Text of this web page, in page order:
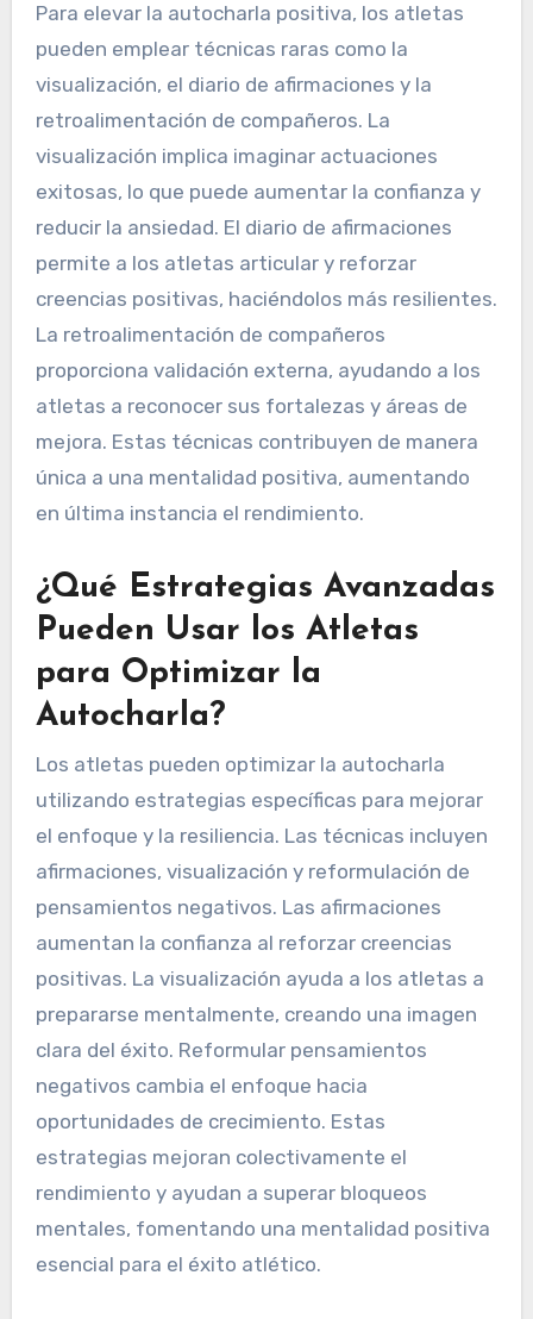
Para elevar la autocharla positiva, los atletas
pueden emplear técnicas raras como la
visualización, el diario de afirmaciones y la
retroalimentación de compañeros. La
visualización implica imaginar actuaciones
exitosas, lo que puede aumentar la confianza y
reducir la ansiedad. El diario de afirmaciones
permite a los atletas articular y reforzar
creencias positivas, haciéndolos más resilientes.
La retroalimentación de compañeros
proporciona validación externa, ayudando a los
atletas a reconocer sus fortalezas y áreas de
mejora. Estas técnicas contribuyen de manera
única a una mentalidad positiva, aumentando
en última instancia el rendimiento.
¿Qué Estrategias Avanzadas
Pueden Usar los Atletas
para Optimizar la
Autocharla?
Los atletas pueden optimizar la autocharla
utilizando estrategias específicas para mejorar
el enfoque y la resiliencia. Las técnicas incluyen
afirmaciones, visualización y reformulación de
pensamientos negativos. Las afirmaciones
aumentan la confianza al reforzar creencias
positivas. La visualización ayuda a los atletas a
prepararse mentalmente, creando una imagen
clara del éxito. Reformular pensamientos
negativos cambia el enfoque hacia
oportunidades de crecimiento. Estas
estrategias mejoran colectivamente el
rendimiento y ayudan a superar bloqueos
mentales, fomentando una mentalidad positiva
esencial para el éxito atlético.